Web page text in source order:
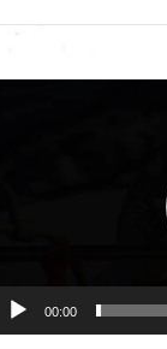
00:00